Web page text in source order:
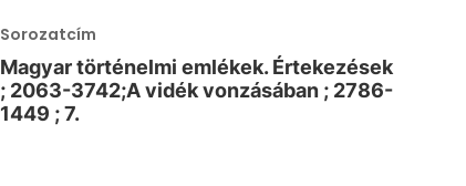
Sorozatcím
Magyar történelmi emlékek. Értekezések
; 2063-3742;A vidék vonzásában ; 2786-
1449 ; 7.